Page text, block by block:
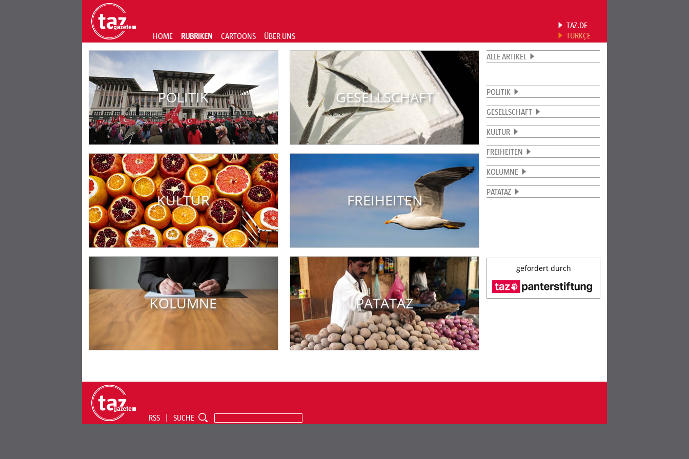
HOME RUBRIKEN CARTOONS ÜBER UNS
TAZ.DE
TÜRKÇE
ALLE ARTIKEL
POLITIK
GESELLSCHAFT
KULTUR
FREIHEITEN
KOLUMNE
PATATAZ
gefördert durch
POLITIK GESELLSCHAFT
KULTUR FREIHEITEN
KOLUMNE PATATAZ
RSS SUCHE